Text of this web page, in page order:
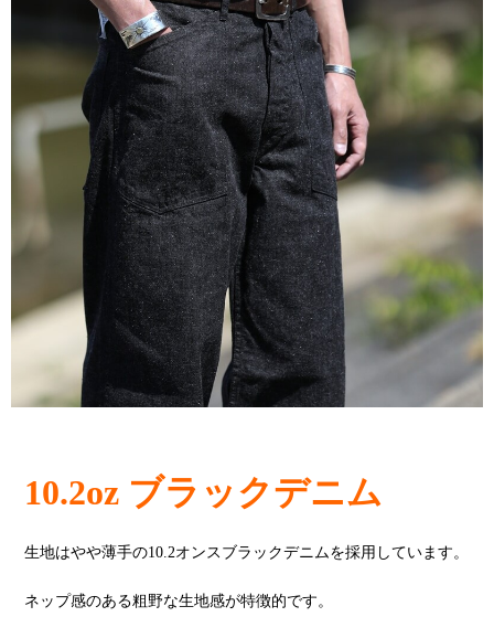
10.2oz ブラックデニム
生地はやや薄手の10.2オンスブラックデニムを採用しています。
ネップ感のある粗野な生地感が特徴的です。